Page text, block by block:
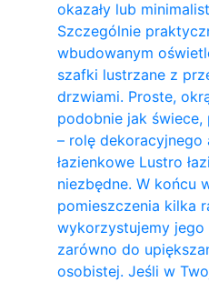
okazały lub
Szczególnie
wbudowanym
szafki lustrzane z
drzwiami. Proste,
podobnie jak
– rolę dekoracyjnego
łazienkowe Lustro
niezbędne. W końcu
pomieszczenia kilka
wykorzystujemy
zarówno do
osobistej. Jeśli w